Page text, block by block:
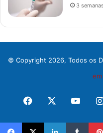
3
© Copyright 2026, Todos os
Facebook